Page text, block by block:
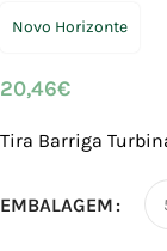
Novo Horizonte
20,46€
Tira Barriga
EMBALAGEM